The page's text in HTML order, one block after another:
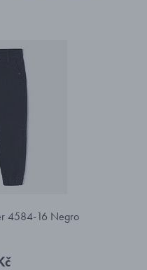
4584-16 Negro